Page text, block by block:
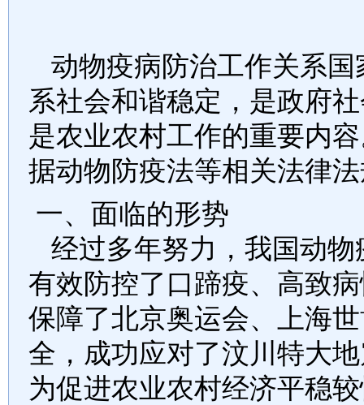
动物疫病防治工作关系
系社会和谐稳定，是政府
是农业农村工作的重要内
据动物防疫法等相关法律
一、面临的形势
经过多年努力，我国动
有效防控了口蹄疫、高致
保障了北京奥运会、上海
全，成功应对了汶川特大
为促进农业农村经济平稳